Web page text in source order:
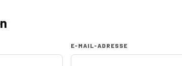
E-MAIL-ADRESSE